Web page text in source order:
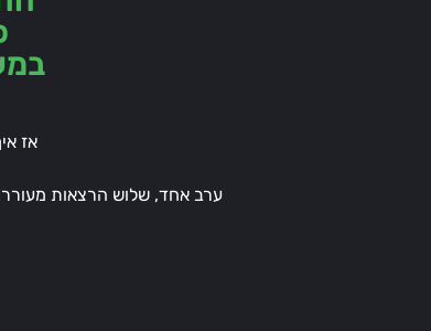
אז
ערב אחד, שלוש הרצאות